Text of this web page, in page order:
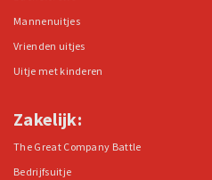
Mannenuitjes
Vrienden uitjes
Uitje met kinderen
Zakelijk:
The Great Company Battle
Bedrijfsuitje